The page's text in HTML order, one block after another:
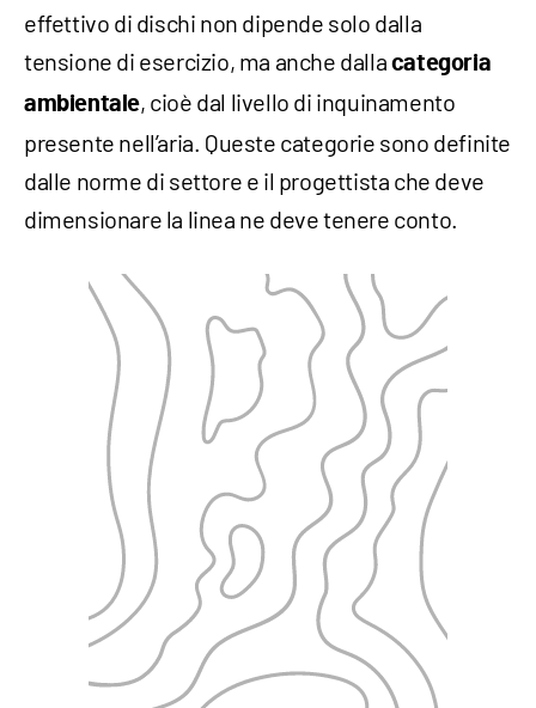
effettivo di dischi non dipende solo dalla
tensione di esercizio, ma anche dalla categoria
ambientale, cioè dal livello di inquinamento
presente nell’aria. Queste categorie sono definite
dalle norme di settore e il progettista che deve
dimensionare la linea ne deve tenere conto.